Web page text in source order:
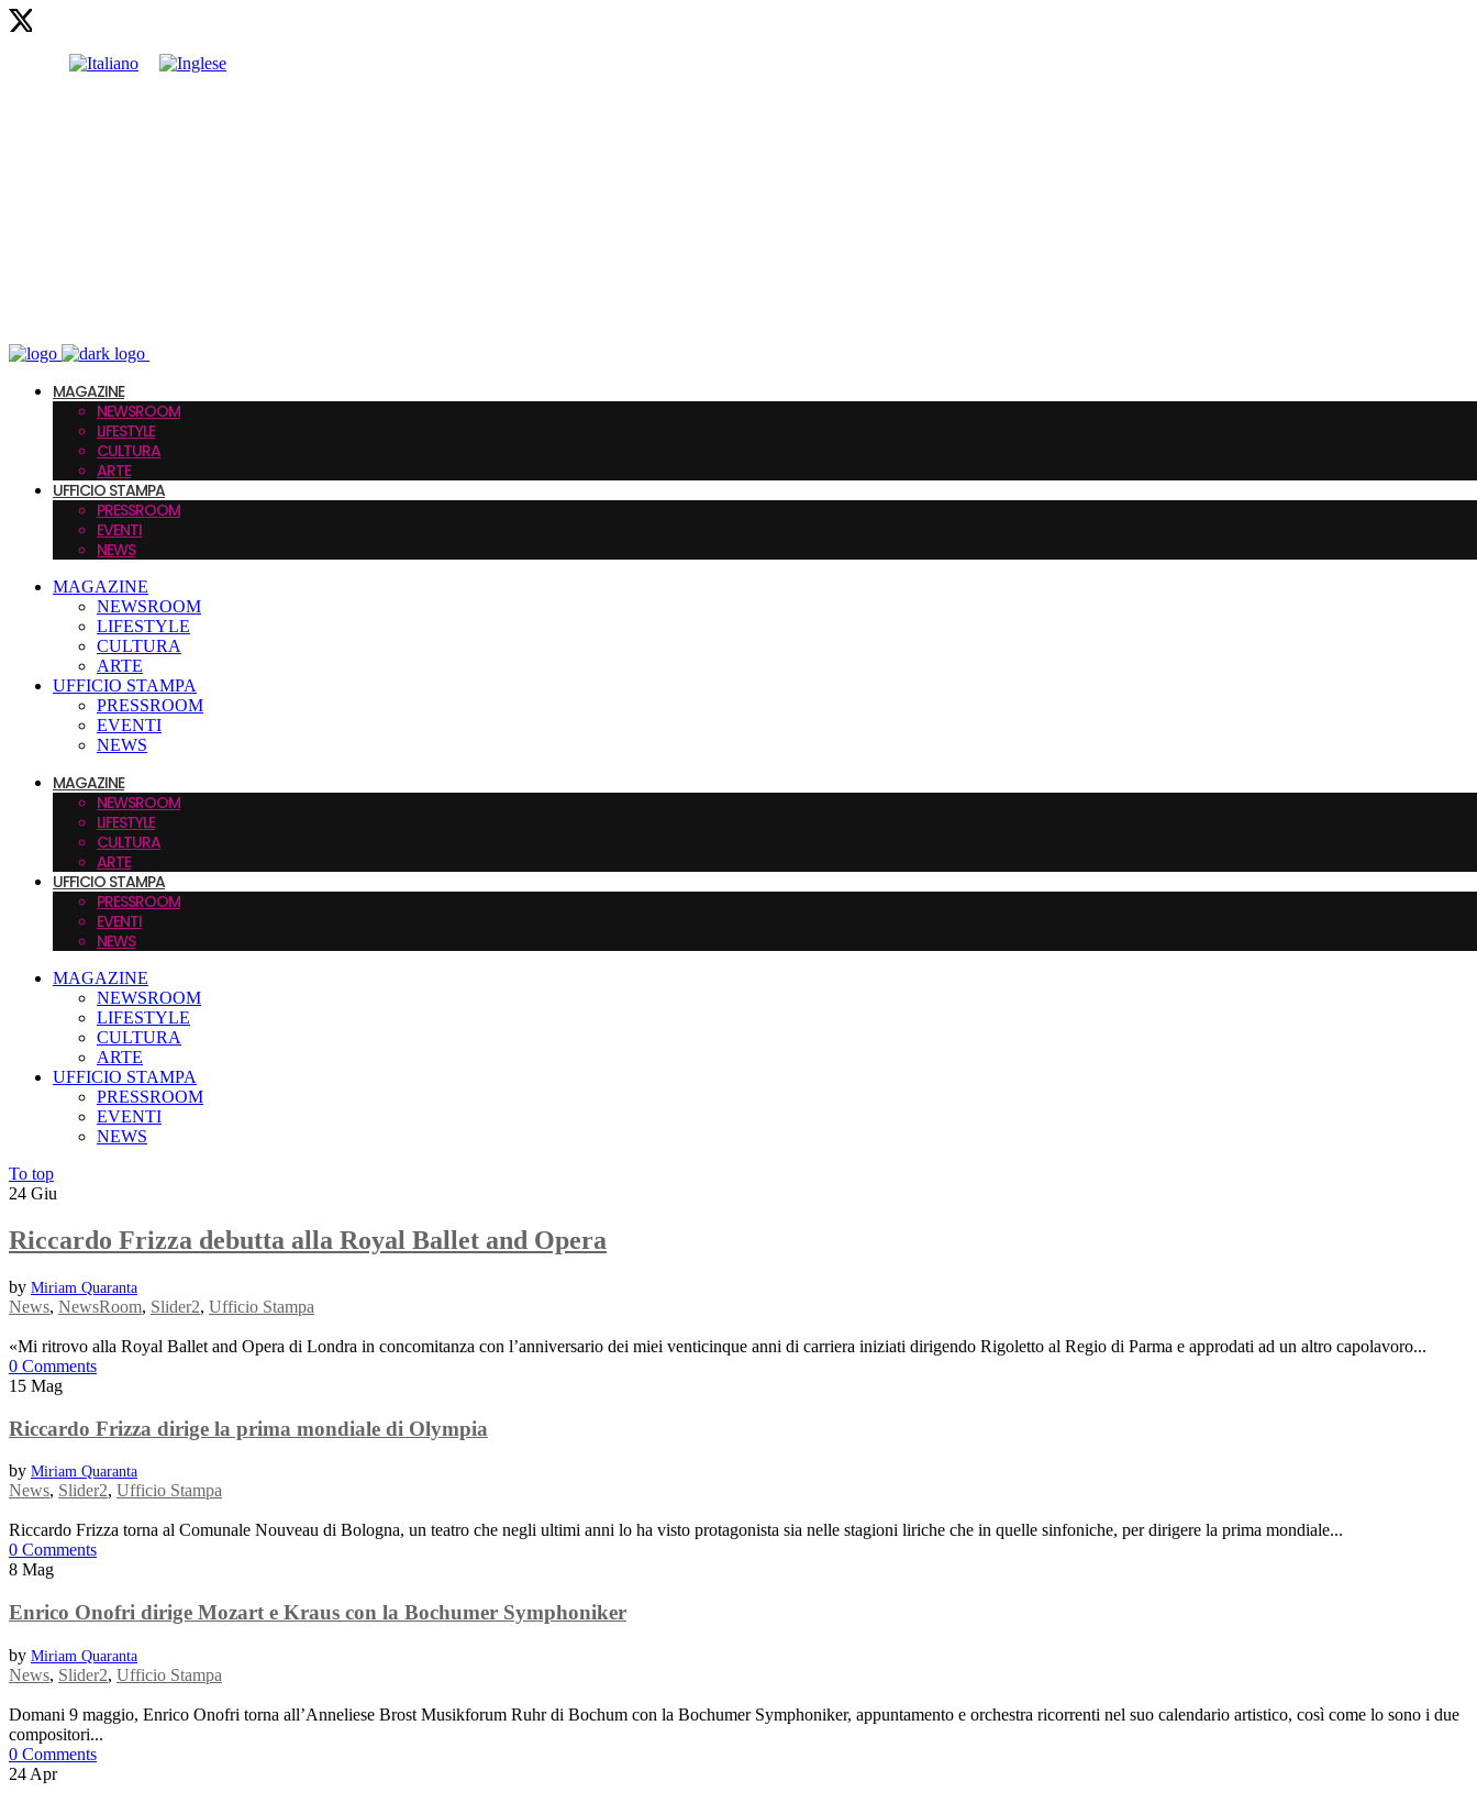
MAGAZINE
NEWSROOM
LIFESTYLE
CULTURA
ARTE
UFFICIO STAMPA
PRESSROOM
EVENTI
NEWS
MAGAZINE
NEWSROOM
LIFESTYLE
CULTURA
ARTE
UFFICIO STAMPA
PRESSROOM
EVENTI
NEWS
MAGAZINE
NEWSROOM
LIFESTYLE
CULTURA
ARTE
UFFICIO STAMPA
PRESSROOM
EVENTI
NEWS
MAGAZINE
NEWSROOM
LIFESTYLE
CULTURA
ARTE
UFFICIO STAMPA
PRESSROOM
EVENTI
NEWS
To top
24 Giu
Riccardo Frizza debutta alla Royal Ballet and Opera
by Miriam Quaranta
News, NewsRoom, Slider2, Ufficio Stampa
«Mi ritrovo alla Royal Ballet and Opera di Londra in concomitanza con l’anniversario dei miei venticinque anni di carriera iniziati dirigendo Rigoletto al Regio di Parma e approdati ad un altro capolavoro...
0 Comments
15 Mag
Riccardo Frizza dirige la prima mondiale di Olympia
by Miriam Quaranta
News, Slider2, Ufficio Stampa
Riccardo Frizza torna al Comunale Nouveau di Bologna, un teatro che negli ultimi anni lo ha visto protagonista sia nelle stagioni liriche che in quelle sinfoniche, per dirigere la prima mondiale...
0 Comments
8 Mag
Enrico Onofri dirige Mozart e Kraus con la Bochumer Symphoniker
by Miriam Quaranta
News, Slider2, Ufficio Stampa
Domani 9 maggio, Enrico Onofri torna all’Anneliese Brost Musikforum Ruhr di Bochum con la Bochumer Symphoniker, appuntamento e orchestra ricorrenti nel suo calendario artistico, così come lo sono i due
compositori...
0 Comments
24 Apr